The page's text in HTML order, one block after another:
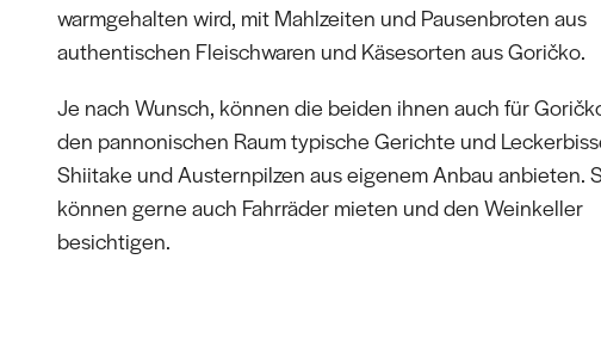
warmgehalten wird, mit Mahlzeiten und Pausenbroten aus
authentischen Fleischwaren und Käsesorten aus Goričko.
Je nach Wunsch, können die beiden ihnen auch für
den pannonischen Raum typische Gerichte und
Shiitake und Austernpilzen aus eigenem Anbau anbieten.
können gerne auch Fahrräder mieten und den Weinkeller
besichtigen.